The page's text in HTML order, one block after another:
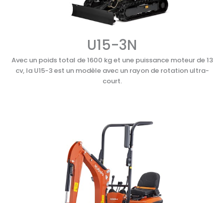
U15-3N
Avec un poids total de 1600 kg et une puissance moteur de 13
cv, la U15-3 est un modèle avec un rayon de rotation ultra-
court.